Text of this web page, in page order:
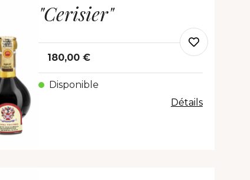
"Cerisier"
180,00 €
Disponible
Détails